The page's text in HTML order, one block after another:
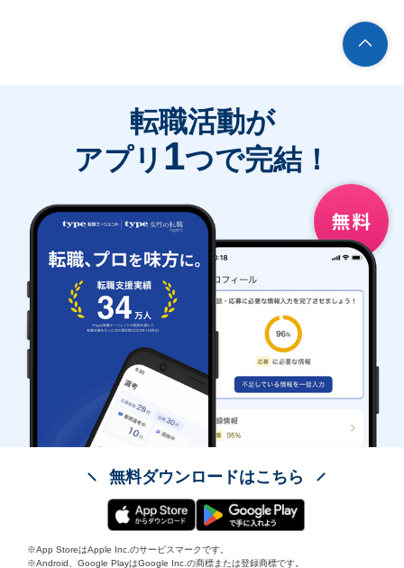
転職活動が
アプリ 1つで完結！
無料ダウンロードはこちら
※App StoreはApple Inc.のサービスマークです。
※Android、Google PlayはGoogle Inc.の商標または登録商標です。